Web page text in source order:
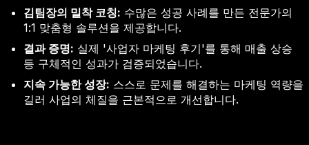
김팀장의 밀착 코칭: 수많은 성공 사례를 만든 전문가의
1:1 맞춤형 솔루션을 제공합니다.
결과 증명: 실제 '사업자 마케팅 후기'를 통해 매출 상승
등 구체적인 성과가 검증되었습니다.
지속 가능한 성장: 스스로 문제를 해결하는 마케팅 역량을
길러 사업의 체질을 근본적으로 개선합니다.